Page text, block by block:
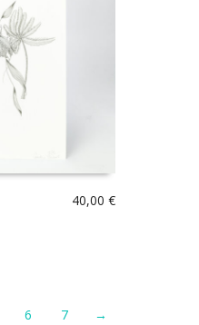
40,00€
6 7 →